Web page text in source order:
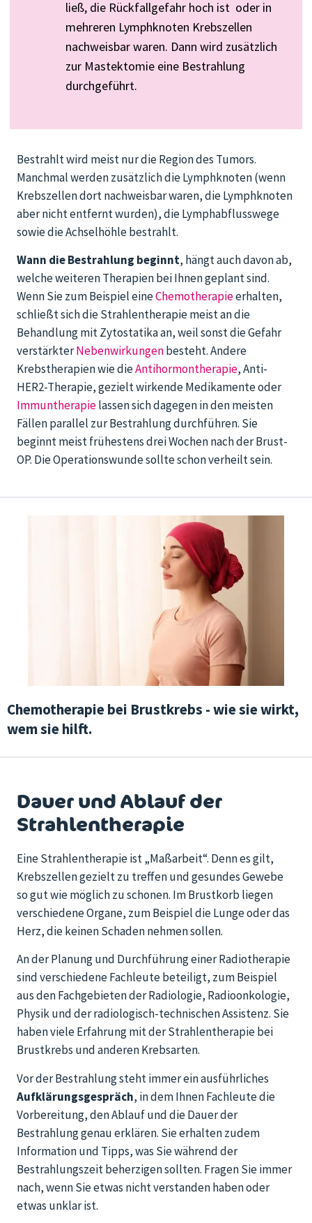
ließ, die Rückfallgefahr hoch ist oder in
mehreren Lymphknoten Krebszellen
nachweisbar waren. Dann wird zusätzlich
zur Mastektomie eine Bestrahlung
durchgeführt.
Bestrahlt wird meist nur die Region des Tumors.
Manchmal werden zusätzlich die Lymphknoten (wenn
Krebszellen dort nachweisbar waren, die Lymphknoten
aber nicht entfernt wurden), die Lymphabflusswege
sowie die Achselhöhle bestrahlt.
Wann die Bestrahlung beginnt, hängt auch davon ab,
welche weiteren Therapien bei Ihnen geplant sind.
Wenn Sie zum Beispiel eineChemotherapieerhalten,
schließt sich die Strahlentherapie meist an die
Behandlung mit Zytostatika an, weil sonst die Gefahr
verstärkterNebenwirkungenbesteht. Andere
Krebstherapien wie dieAntihormontherapie, Anti-
HER2-Therapie, gezielt wirkende Medikamente oder
Immuntherapielassen sich dagegen in den meisten
Fällen parallel zur Bestrahlung durchführen. Sie
beginnt meist frühestens drei Wochen nach der Brust-
OP. Die Operationswunde sollte schon verheilt sein.
Chemotherapie bei Brustkrebs - wie sie wirkt,
wem sie hilft.
Dauer und Ablauf der
Strahlentherapie
Eine Strahlentherapie ist „Maßarbeit“. Denn es gilt,
Krebszellen gezielt zu treffen und gesundes Gewebe
so gut wie möglich zu schonen. Im Brustkorb liegen
verschiedene Organe, zum Beispiel die Lunge oder das
Herz, die keinen Schaden nehmen sollen.
An der Planung und Durchführung einer Radiotherapie
sind verschiedene Fachleute beteiligt, zum Beispiel
aus den Fachgebieten der Radiologie, Radioonkologie,
Physik und der radiologisch-technischen Assistenz. Sie
haben viele Erfahrung mit der Strahlentherapie bei
Brustkrebs und anderen Krebsarten.
Vor der Bestrahlung steht immer ein ausführliches
Aufklärungsgespräch, in dem Ihnen Fachleute die
Vorbereitung, den Ablauf und die Dauer der
Bestrahlung genau erklären. Sie erhalten zudem
Information und Tipps, was Sie während der
Bestrahlungszeit beherzigen sollten. Fragen Sie immer
nach, wenn Sie etwas nicht verstanden haben oder
etwas unklar ist.